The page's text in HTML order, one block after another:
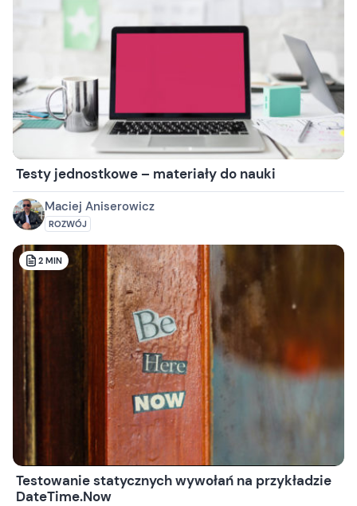
Testy jednostkowe – materiały do nauki
Maciej Aniserowicz
ROZWÓJ
2 MIN
Testowanie statycznych wywołań na przykładzie
DateTime.Now